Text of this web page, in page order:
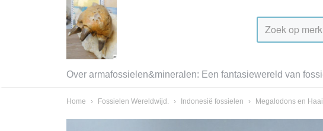
Over armafossielen&mineralen: Een fantasiewereld van
Home › Fossielen Wereldwijd. › Indonesië fossielen › Megalodons en